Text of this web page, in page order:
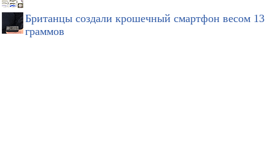
Британцы создали крошечный смартфон весом 13
граммов